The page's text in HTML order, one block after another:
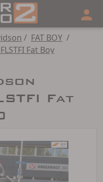
/ FAT BOY /
Fat Boy
Fat